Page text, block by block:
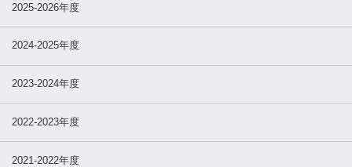
2025-2026年度
2024-2025年度
2023-2024年度
2022-2023年度
2021-2022年度